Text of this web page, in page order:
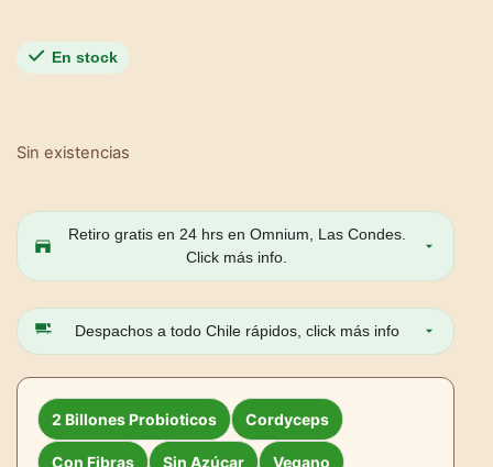
En stock
Sin existencias
Retiro gratis en 24 hrs en Omnium, Las Condes.
Click más info.
Despachos a todo Chile rápidos, click más info
2 Billones Probioticos Cordyceps
Con Fibras Sin Azúcar Vegano